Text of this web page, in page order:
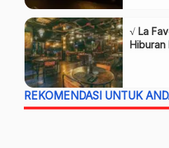
√ La
Hiburan
REKOMENDASI UNTUK